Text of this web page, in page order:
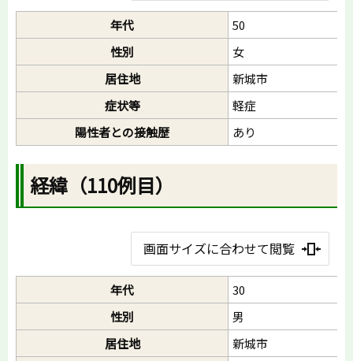
年代
50
性別
女
居住地
新城市
症状等
軽症
陽性者との接触歴
あり
経緯（110例目）
画面サイズに合わせて閲覧
年代
30
性別
男
居住地
新城市